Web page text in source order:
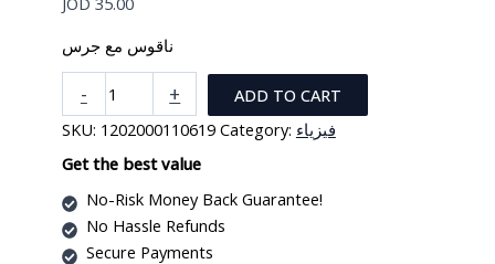
ناقوس مع جرس
-
مع
جرس
quantity
+
ADD TO CART
SKU: 1202000110619 Category: فيزياء
Get the best value
No-Risk Money Back Guarantee!
No Hassle Refunds
Secure Payments